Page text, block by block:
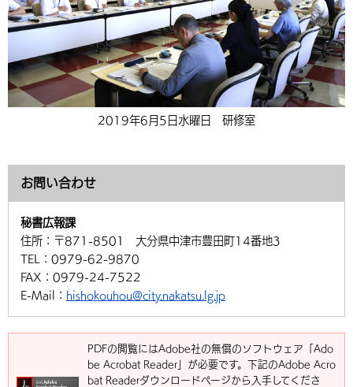
2019年6月5日水曜日 研修室
お問い合わせ
秘書広報課
住所： 〒871-8501 大分県中津市豊田町14番地3
TEL： 0979-62-9870
FAX： 0979-24-7522
E-Mail： hishokouhou@city.nakatsu.lg.jp
PDFの閲覧にはAdobe社の無償のソフトウェア「Ado
be Acrobat Reader」が必要です。下記のAdobe Acro
bat Readerダウンロードページから入手してくださ